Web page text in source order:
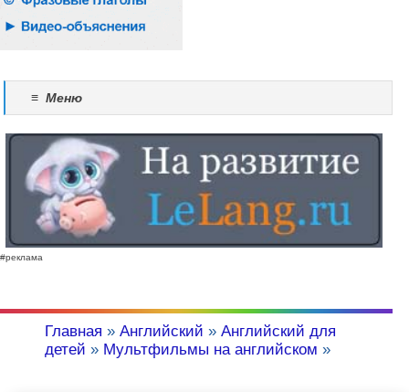
≡ Меню
#реклама
Главная »Английский »Английский для
детей » Мультфильмы на английском »